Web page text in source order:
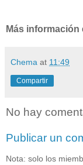
Más información
Chema at 11:49
Compartir
No hay
Publicar un
Nota: solo los